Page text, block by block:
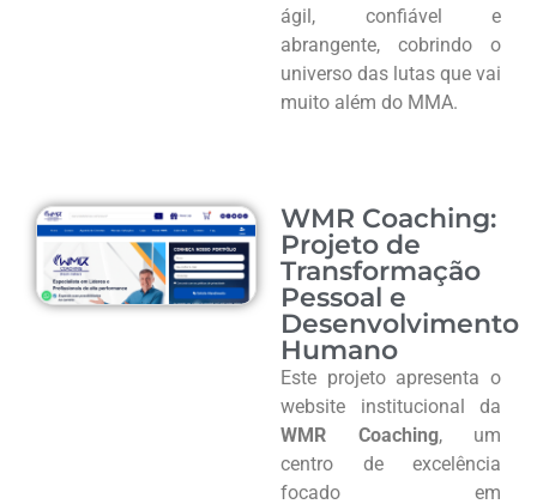
ágil, confiável e
abrangente, cobrindo o
universo das lutas que vai
muito além do MMA.
WMR Coaching:
Projeto de
Transformação
Pessoal e
Desenvolvimento
Humano
Este projeto apresenta o
website institucional da
WMR Coaching, um
centro de excelência
focado em